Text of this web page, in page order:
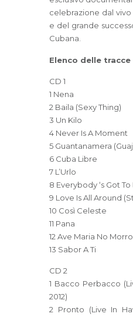
celebrazione dal
e del grande
Cubana.
Elenco delle tracce
CD 1
1 Nena
2 Baila (Sexy Thing)
3 Un Kilo
4 Never Is A Moment
5 Guantanamera
6 Cuba Libre
7 L’Urlo
8 Everybody ‘s Got
9 Love Is All Around
10 Così Celeste
11 Pana
12 Ave Maria No Morro
13 Sabor A Ti
CD 2
1 Bacco Perbacco
2012)
2 Pronto (Live In